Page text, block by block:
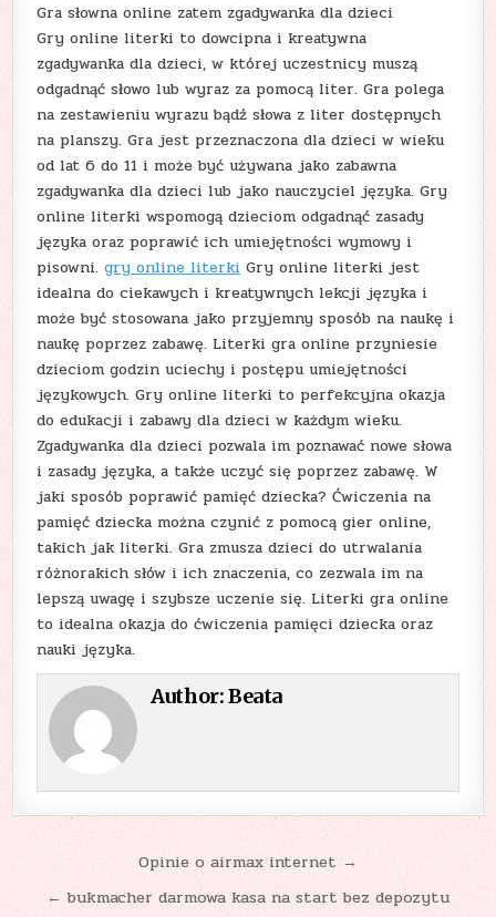
Gra słowna online zatem zgadywanka dla dzieci
Gry online literki to dowcipna i kreatywna
zgadywanka dla dzieci, w której uczestnicy muszą
odgadnąć słowo lub wyraz za pomocą liter. Gra polega
na zestawieniu wyrazu bądź słowa z liter dostępnych
na planszy. Gra jest przeznaczona dla dzieci w wieku
od lat 6 do 11 i może być używana jako zabawna
zgadywanka dla dzieci lub jako nauczyciel języka. Gry
online literki wspomogą dzieciom odgadnąć zasady
języka oraz poprawić ich umiejętności wymowy i
pisowni.gry online literkiGry online literki jest
idealna do ciekawych i kreatywnych lekcji języka i
może być stosowana jako przyjemny sposób na naukę i
naukę poprzez zabawę. Literki gra online przyniesie
dzieciom godzin uciechy i postępu umiejętności
językowych. Gry online literki to perfekcyjna okazja
do edukacji i zabawy dla dzieci w każdym wieku.
Zgadywanka dla dzieci pozwala im poznawać nowe słowa
i zasady języka, a także uczyć się poprzez zabawę. W
jaki sposób poprawić pamięć dziecka? Ćwiczenia na
pamięć dziecka można czynić z pomocą gier online,
takich jak literki. Gra zmusza dzieci do utrwalania
różnorakich słów i ich znaczenia, co zezwala im na
lepszą uwagę i szybsze uczenie się. Literki gra online
to idealna okazja do ćwiczenia pamięci dziecka oraz
nauki języka.
Author:Beata
Nawigacja
wpisu
Opinie o airmax internet →
← bukmacher darmowa kasa na start bez depozytu